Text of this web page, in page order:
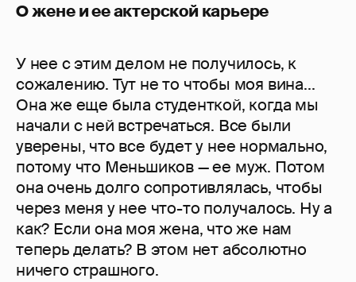
О жене и ее актерской карьере
У нее с этим делом не получилось, к
сожалению. Тут не то чтобы моя вина...
Она же еще была студенткой, когда мы
начали с ней встречаться. Все были
уверены, что все будет у нее нормально,
потому что Меньшиков — ее муж. Потом
она очень долго сопротивлялась, чтобы
через меня у нее что-то получалось. Ну а
как? Если она моя жена, что же нам
теперь делать? В этом нет абсолютно
ничего страшного.